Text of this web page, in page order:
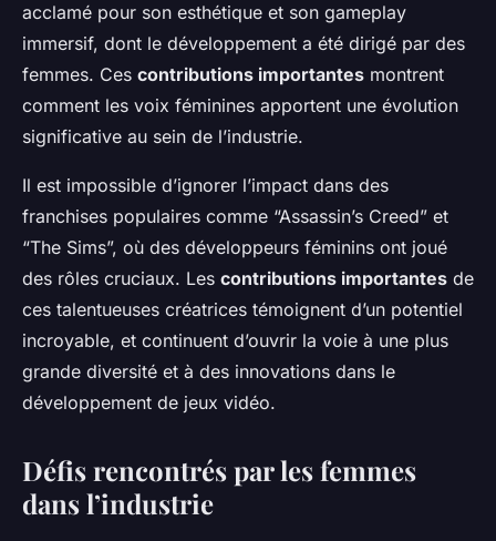
acclamé pour son esthétique et son gameplay
immersif, dont le développement a été dirigé par des
femmes. Ces contributions importantes montrent
comment les voix féminines apportent une évolution
significative au sein de l’industrie.
Il est impossible d’ignorer l’impact dans des
franchises populaires comme “Assassin’s Creed” et
“The Sims”, où des développeurs féminins ont joué
des rôles cruciaux. Les contributions importantes de
ces talentueuses créatrices témoignent d’un potentiel
incroyable, et continuent d’ouvrir la voie à une plus
grande diversité et à des innovations dans le
développement de jeux vidéo.
Défis rencontrés par les femmes
dans l’industrie